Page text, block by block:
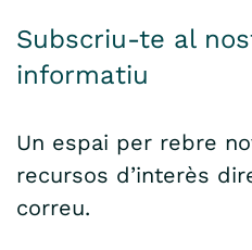
Subscriu-te al
informatiu
Un espai per rebre
recursos d’interès
correu.